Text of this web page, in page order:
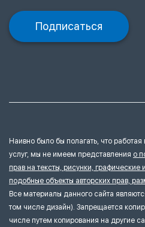
Подписаться
Наивно было бы полагать, что
услуг, мы не имеем представления о
прав на тексты, рисунки,
подобные объекты авторских прав,
Все материалы данного сайта
том числе дизайн). Запрещается
числе путем копирования на другие